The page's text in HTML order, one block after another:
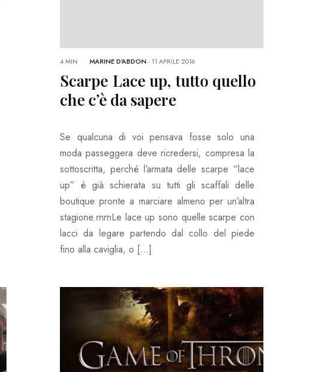
MARINE D'ABDON -11 APRILE 2016
4 MIN
Scarpe Lace up, tutto quello
che c’è da sapere
Se qualcuna di voi pensava fosse solo una
moda passeggera deve ricredersi, compresa la
sottoscritta, perché l’armata delle scarpe “lace
up” è già schierata su tutti gli scaffali delle
boutique pronte a marciare almeno per un’altra
stagione.rnrnLe lace up sono quelle scarpe con
lacci da legare partendo dal collo del piede
fino alla caviglia, o […]